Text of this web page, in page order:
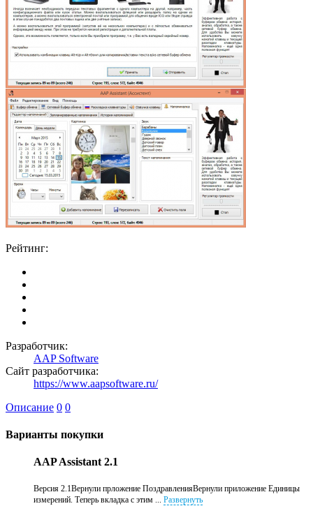
Рейтинг:
Разработчик:
AAP Software
Сайт разработчика:
https://www.aapsoftware.ru/
Описание 0 0
Варианты покупки
AAP Assistant 2.1
Версия 2.1Вернули прложение ПоздравленияВернули приложение Единицы
измерений. Теперь вкладка с этим ... Развернуть